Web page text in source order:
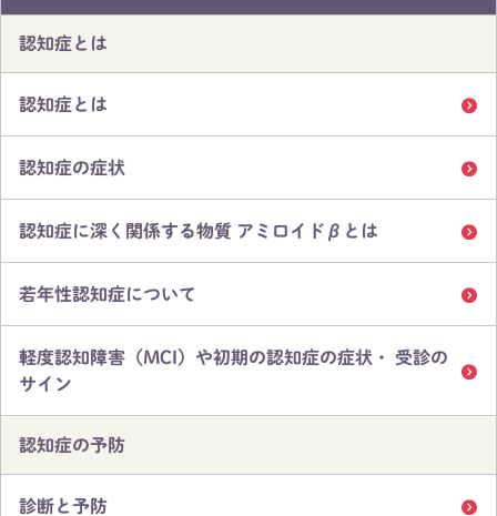
認知症とは
認知症とは
認知症の症状
認知症に深く関係する物質 アミロイドβとは
若年性認知症について
軽度認知障害（MCI）や初期の認知症の症状・ 受診の
サイン
認知症の予防
診断と予防